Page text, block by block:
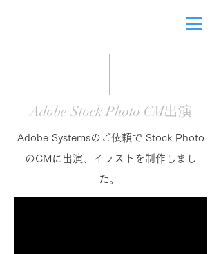
Adobe Stock Photo CM出演
Adobe Systemsのご依頼で Stock Photo
のCMに出演、イラストを制作しまし
た。